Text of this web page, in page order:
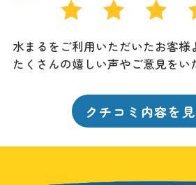
水まるをご利用いただいたお客様
たくさんの嬉しい声やご意見をい
クチコミ内容を見